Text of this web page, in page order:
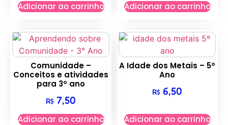
Adicionar ao carrinho Adicionar ao carrinho
Comunidade –
Conceitos e atividades
para 3º ano
R$ 7,50
Adicionar ao carrinho
A Idade dos Metais – 5º
Ano
R$ 6,50
Adicionar ao carrinho